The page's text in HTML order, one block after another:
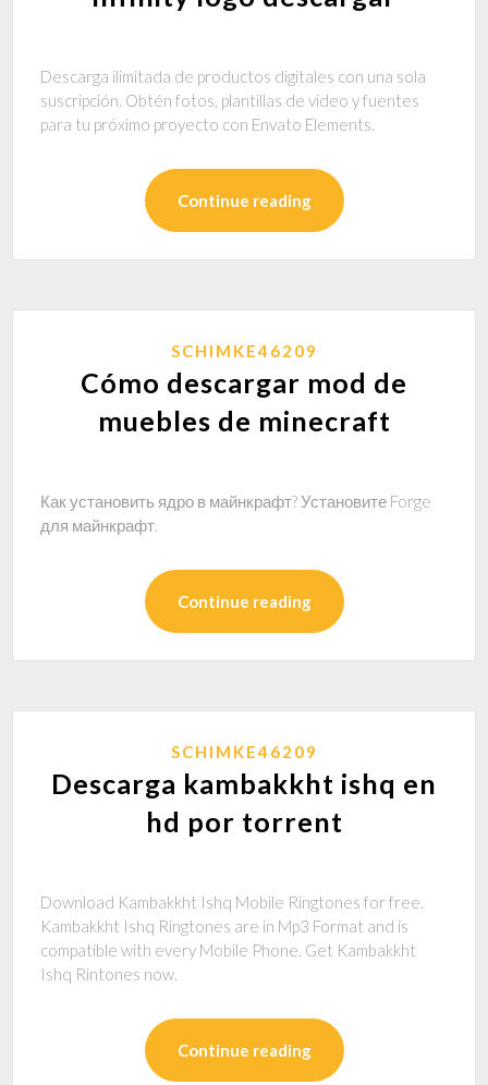
Descarga ilimitada de productos digitales con una sola
suscripción. Obtén fotos, plantillas de video y fuentes
para tu próximo proyecto con Envato Elements.
Continue reading
SCHIMKE46209
Cómo descargar mod de
muebles de minecraft
Как установить ядро в майнкрафт? Установите Forge
для майнкрафт.
Continue reading
SCHIMKE46209
Descarga kambakkht ishq en
hd por torrent
Download Kambakkht Ishq Mobile Ringtones for free.
Kambakkht Ishq Ringtones are in Mp3 Format and is
compatible with every Mobile Phone. Get Kambakkht
Ishq Rintones now.
Continue reading